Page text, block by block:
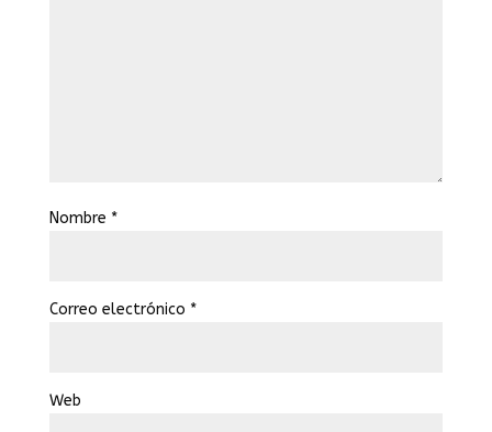
Nombre *
Correo electrónico *
Web